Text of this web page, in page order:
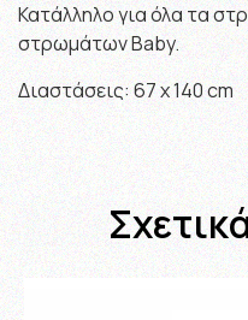
Κατάλληλο για όλα τα
στρωμάτων Baby.
Διαστάσεις: 67 x 140 cm